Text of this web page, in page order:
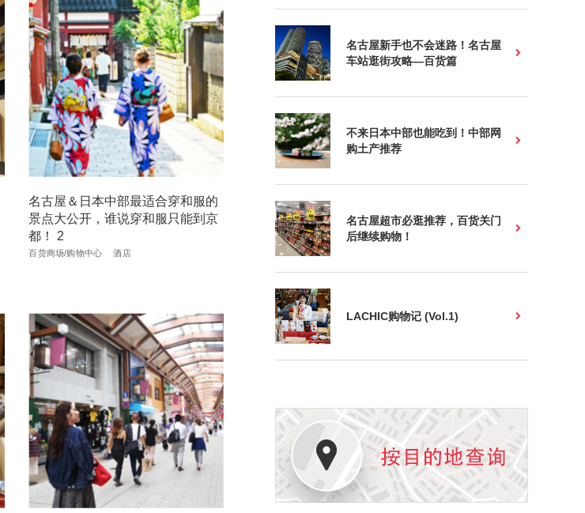
名古屋＆日本中部最适合穿和服的
景点大公开，谁说穿和服只能到京
都！ 2
百货商场/购物中心 酒店
名古屋新手也不会迷路！名古屋
车站逛街攻略—百货篇
不来日本中部也能吃到！中部网
购土产推荐
名古屋超市必逛推荐，百货关门
后继续购物！
LACHIC购物记 (Vol.1)